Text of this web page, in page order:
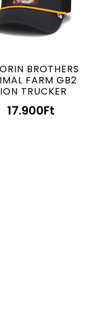
BROTHERS
FARM GB2
TRUCKER
17.900Ft